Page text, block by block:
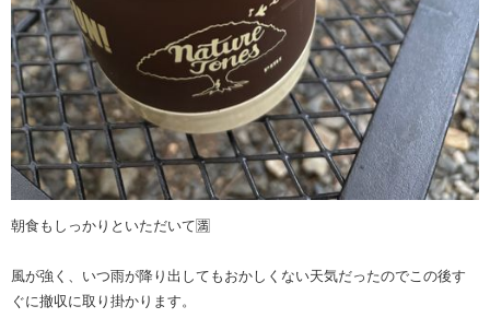
朝食もしっかりといただいて🈵
風が強く、いつ雨が降り出してもおかしくない天気だったのでこの後す
ぐに撤収に取り掛かります。